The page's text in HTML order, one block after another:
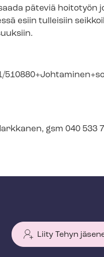
päteviä hoitotyön
esiin tulleisiin
gsm 040 533
Liity Tehyn